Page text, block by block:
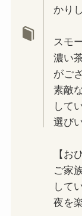
かり
スモ
濃い
がご
素敵
して
選び
【お
ご家
して
夜を